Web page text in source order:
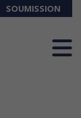
418-286-3357
SOUMISSION